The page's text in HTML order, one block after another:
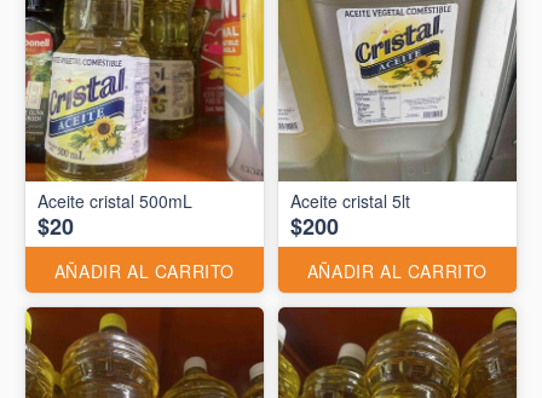
Aceite cristal 500mL
$20
AÑADIR AL CARRITO
Aceite cristal 5lt
$200
AÑADIR AL CARRITO